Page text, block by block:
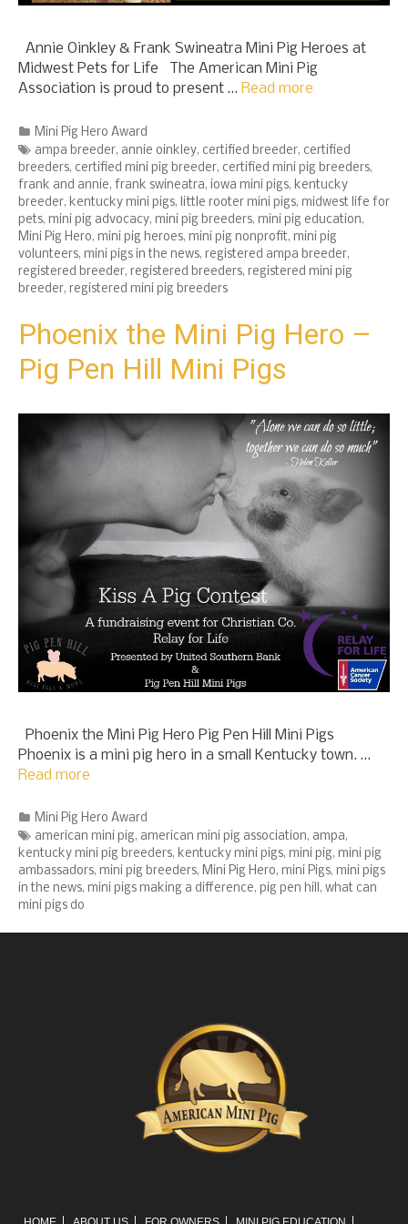
Annie Oinkley & Frank Swineatra Mini Pig Heroes at
Midwest Pets for Life The American Mini Pig
Association is proud to present … Read more
Categories
Mini Pig Hero Award
Tags
ampa breeder, annie oinkley, certified breeder, certified
breeders, certified mini pig breeder, certified mini pig breeders,
frank and annie, frank swineatra, iowa mini pigs, kentucky
breeder, kentucky mini pigs, little rooter mini pigs, midwest life for
pets, mini pig advocacy, mini pig breeders, mini pig education,
Mini Pig Hero, mini pig heroes, mini pig nonprofit, mini pig
volunteers, mini pigs in the news, registered ampa breeder,
registered breeder, registered breeders, registered mini pig
breeder, registered mini pig breeders
Phoenix the Mini Pig Hero –
Pig Pen Hill Mini Pigs
Phoenix the Mini Pig Hero Pig Pen Hill Mini Pigs
Phoenix is a mini pig hero in a small Kentucky town. …
Read more
Categories
Mini Pig Hero Award
Tags
american mini pig, american mini pig association, ampa,
kentucky mini pig breeders, kentucky mini pigs, mini pig, mini pig
ambassadors, mini pig breeders, Mini Pig Hero, mini Pigs, mini pigs
in the news, mini pigs making a difference, pig pen hill, what can
mini pigs do